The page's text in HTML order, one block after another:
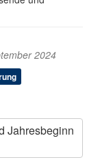
2024
Jahresbeginn